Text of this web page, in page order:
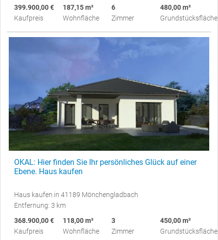
399.900,00 €
Kaufpreis
187,15 m²
Wohnfläche
6
Zimmer
480,00 m²
Grundstücksfläche
OKAL: Hier finden Sie Ihr persönliches Glück auf einer
Ebene. Haus kaufen
Haus kaufen in 41189 Mönchengladbach
Entfernung: 3 km
368.900,00 €
Kaufpreis
118,00 m²
Wohnfläche
3
Zimmer
450,00 m²
Grundstücksfläche